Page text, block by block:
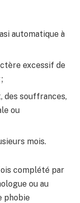
automatique à
excessif de
des souffrances,
ou
mois.
complété par
ou au
phobie